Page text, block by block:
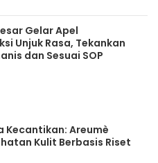
Gelar Apel
Unjuk Rasa, Tekankan
dan Sesuai SOP
Kecantikan: Areumè
Kulit Berbasis Riset